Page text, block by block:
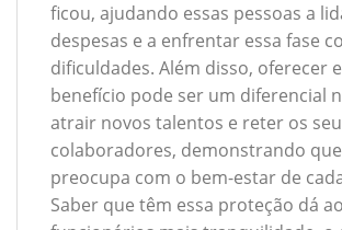
ficou, ajudando essas pessoas a
despesas e a enfrentar essa fase
dificuldades. Além disso, oferecer
benefício pode ser um diferencial
atrair novos talentos e reter os
colaboradores, demonstrando
preocupa com o bem-estar de
Saber que têm essa proteção dá